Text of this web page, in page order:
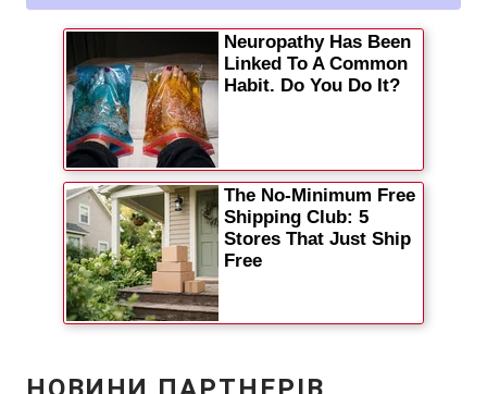
Реклама на сайті Фотобанк
Моніторинг Пресцентр